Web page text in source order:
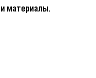
материалы.